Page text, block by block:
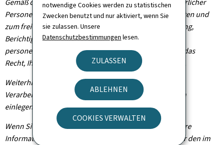
notwendige Cookies werden zu statistischen
Zwecken benutzt und nur aktiviert, wenn Sie
sie zulassen. Unsere
Datenschutzbestimmungen lesen.
ZULASSEN
ABLEHNEN
COOKIES VERWALTEN
Gemäß der Verordnung (EU) 2016/679 zum Schutz natürlicher
Personen bei der Verarbeitung personenbezogener Daten und
zum freien Datenverkehr haben Sie das Recht auf Zugang,
Berichtigung und gegebenenfalls Löschung Ihrer
personenbezogenen Informationen. Sie haben zudem das
Recht, Ihre erteilte Einwilligung jederzeit zu widerrufen.
Weiterhin können Sie, außer in Fällen, in denen die
Verarbeitung Ihrer Daten verpflichtend ist, Widerspruch
einlegen, wenn dieser rechtmäßig begründet ist.
Wenn Sie diese Rechte ausüben und/oder Einsicht in Ihre
Informationen nehmen möchten, können Sie sich unter den im